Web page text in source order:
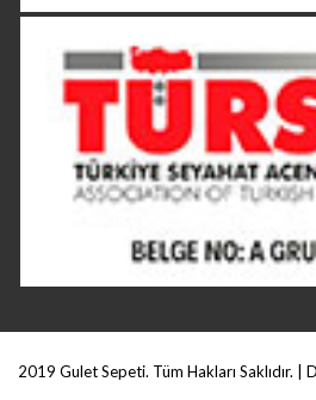
2019 Gulet Sepeti. Tüm Hakları Saklıdır. |